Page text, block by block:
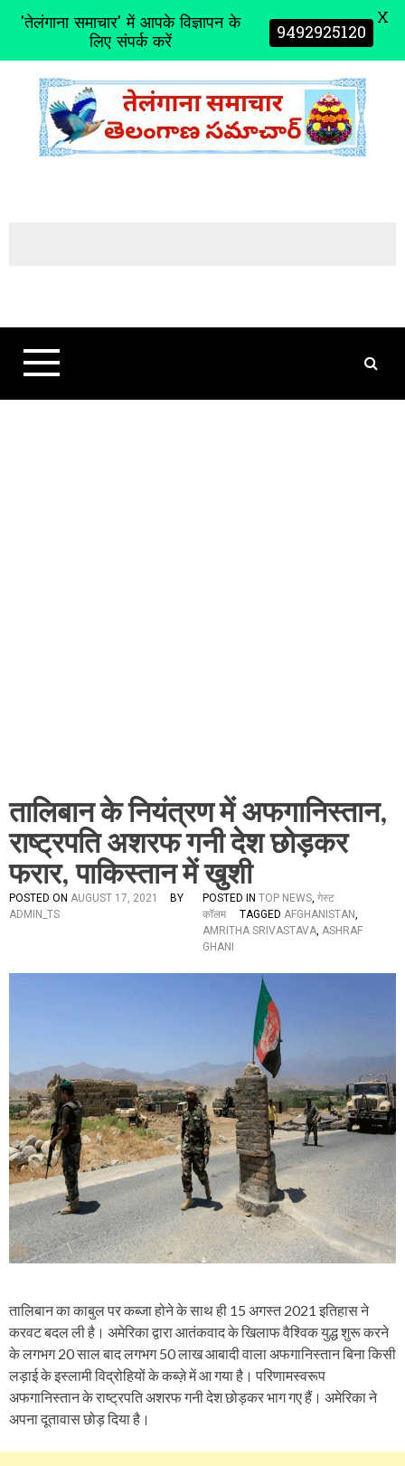
t
तालिबान के नियंत्रण में अफगानिस्तान,
राष्ट्रपति अशरफ गनी देश छोड़कर
फरार, पाकिस्तान में खुशी
POSTED ON AUGUST 17, 2021
BY
ADMIN_TS
POSTED IN TOP NEWS, गेस्ट
कॉलम
TAGGED AFGHANISTAN,
AMRITHA SRIVASTAVA, ASHRAF
GHANI
तालिबान का काबुल पर कब्जा होने के साथ ही 15 अगस्त 2021 इतिहास ने
करवट बदल ली है। अमेरिका द्वारा आतंकवाद के खिलाफ वैश्विक युद्ध शुरू करने
के लगभग 20 साल बाद लगभग 50 लाख आबादी वाला अफगानिस्तान बिना किसी
लड़ाई के इस्लामी विद्रोहियों के कब्ज़े में आ गया है। परिणामस्वरूप
अफगानिस्तान के राष्ट्रपति अशरफ गनी देश छोड़कर भाग गए हैं। अमेरिका ने
अपना दूतावास छोड़ दिया है।
'तेलंगाना समाचार' में आपके विज्ञापन के
लिए संपर्क करें 9492925120 X